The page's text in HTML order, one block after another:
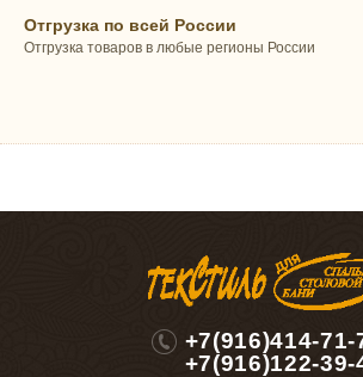
Отгрузка по всей России
Отгрузка товаров в любые регионы России
+7(916)414-71-
+7(916)122-39-